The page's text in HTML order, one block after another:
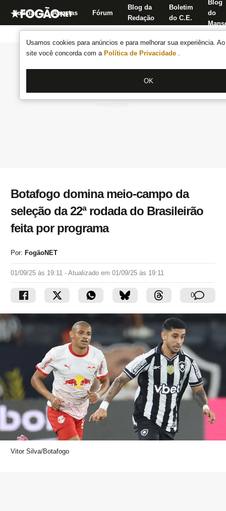
Usamos cookies para anúncios e para melhorar sua experiência.
site você concorda com a Política de Privacidade .
OK
Notícias Apostas Fórum
Blog da
Redação
Boletim
do C.E.
Blog
do
Botafogo domina meio-campo da
seleção da 22ª rodada do Brasileirão
feita por programa
Por: FogãoNET
01/09/25 às 19:11 - Atualizado em 01/09/25 às 19:11
0
Vitor Silva/Botafogo